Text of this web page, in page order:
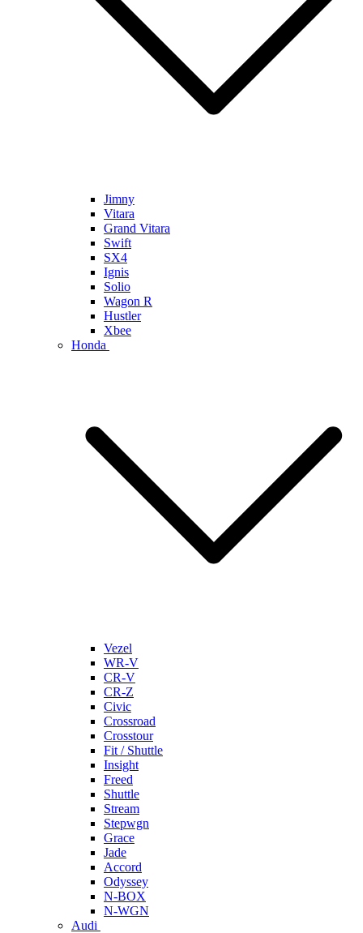
Jimny
Vitara
Grand Vitara
Swift
SX4
Ignis
Solio
Wagon R
Hustler
Xbee
Honda
Vezel
WR-V
CR-V
CR-Z
Civic
Crossroad
Crosstour
Fit / Shuttle
Insight
Freed
Shuttle
Stream
Stepwgn
Grace
Jade
Accord
Odyssey
N-BOX
N-WGN
Audi